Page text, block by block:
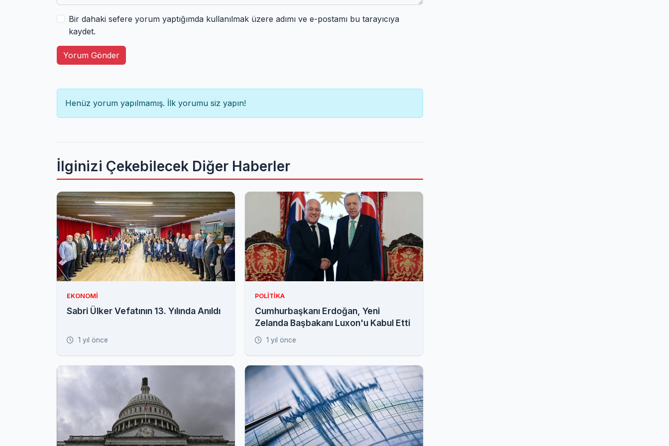
Bir dahaki sefere yorum yaptığımda kullanılmak üzere adımı ve e-postamı bu tarayıcıya
kaydet.
Yorum Gönder
Henüz yorum yapılmamış. İlk yorumu siz yapın!
İlginizi Çekebilecek Diğer Haberler
EKONOMI
Sabri Ülker Vefatının 13. Yılında Anıldı
1 yıl önce
POLITIKA
Cumhurbaşkanı Erdoğan, Yeni
Zelanda Başbakanı Luxon'u Kabul Etti
1 yıl önce